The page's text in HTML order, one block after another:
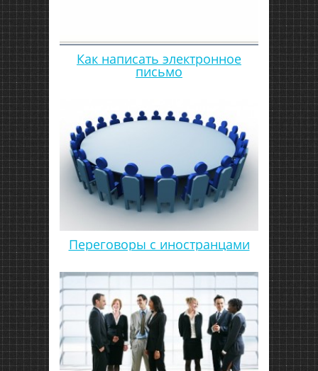
Как написать электронное
письмо
Переговоры с иностранцами